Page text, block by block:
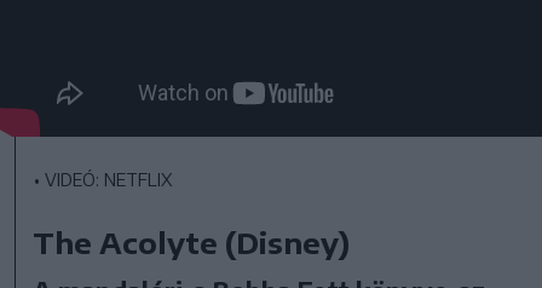
• VIDEÓ: NETFLIX
The Acolyte (Disney)